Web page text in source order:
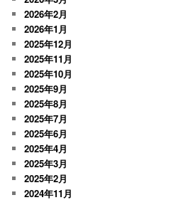
2026年2月
2026年1月
2025年12月
2025年11月
2025年10月
2025年9月
2025年8月
2025年7月
2025年6月
2025年4月
2025年3月
2025年2月
2024年11月